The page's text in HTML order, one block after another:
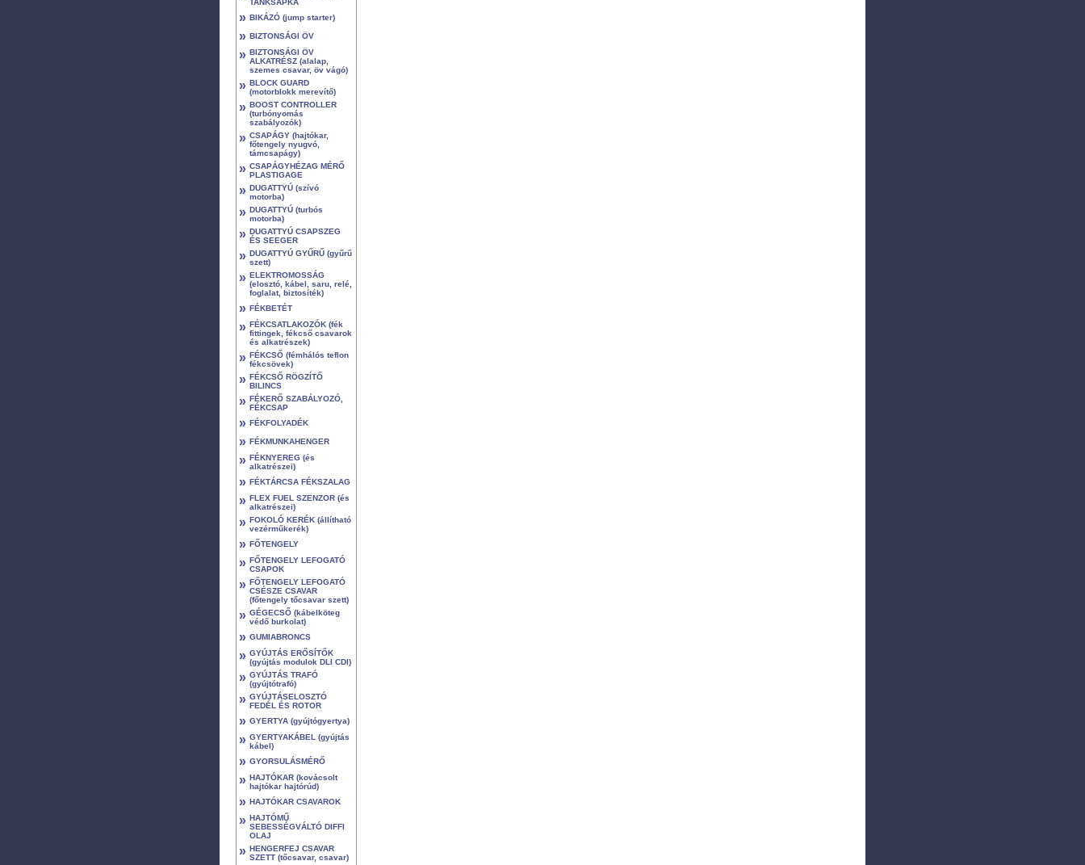
TANKSAPKA
» BIKÁZÓ (jump starter)
» BIZTONSÁGI ÖV
» BIZTONSÁGI ÖV
ALKATRÉSZ (alalap,
szemes csavar, öv vágó)
» BLOCK GUARD
(motorblokk merevítő)
» BOOST CONTROLLER
(turbónyomás
szabályozók)
» CSAPÁGY (hajtókar,
főtengely nyugvó,
támcsapágy)
» CSAPÁGYHÉZAG MÉRŐ
PLASTIGAGE
» DUGATTYÚ (szívó
motorba)
» DUGATTYÚ (turbós
motorba)
» DUGATTYÚ CSAPSZEG
ÉS SEEGER
» DUGATTYÚ GYŰRŰ (gyűrű
szett)
» ELEKTROMOSSÁG
(elosztó, kábel, saru, relé,
foglalat, biztosíték)
» FÉKBETÉT
» FÉKCSATLAKOZÓK (fék
fittingek, fékcső csavarok
és alkatrészek)
» FÉKCSŐ (fémhálós teflon
fékcsövek)
» FÉKCSŐ RÖGZÍTŐ
BILINCS
» FÉKERŐ SZABÁLYOZÓ,
FÉKCSAP
» FÉKFOLYADÉK
» FÉKMUNKAHENGER
» FÉKNYEREG (és
alkatrészei)
» FÉKTÁRCSA FÉKSZALAG
» FLEX FUEL SZENZOR (és
alkatrészei)
» FOKOLÓ KERÉK (állítható
vezérműkerék)
» FŐTENGELY
» FŐTENGELY LEFOGATÓ
CSAPOK
» FŐTENGELY LEFOGATÓ
CSÉSZE CSAVAR
(főtengely tőcsavar szett)
» GÉGECSŐ (kábelköteg
védő burkolat)
» GUMIABRONCS
» GYÚJTÁS ERŐSÍTŐK
(gyújtás modulok DLI CDI)
» GYÚJTÁS TRAFÓ
(gyújtótrafó)
» GYÚJTÁSELOSZTÓ
FEDÉL ÉS ROTOR
» GYERTYA (gyújtógyertya)
» GYERTYAKÁBEL (gyújtás
kábel)
» GYORSULÁSMÉRŐ
» HAJTÓKAR (kovácsolt
hajtókar hajtórúd)
» HAJTÓKAR CSAVAROK
» HAJTÓMŰ
SEBESSÉGVÁLTÓ DIFFI
OLAJ
» HENGERFEJ CSAVAR
SZETT (tőcsavar, csavar)